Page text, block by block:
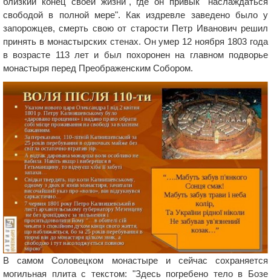
свободой в полной мере". Как издревле заведено было у
запорожцев, смерть свою от старости Петр Иванович решил
принять в монастырских стенах. Он умер 12 ноября 1803 года
в возрасте 113 лет и был похоронен на главном подворье
монастыря перед Преображенским Собором.
В самом Соловецком монастыре и сейчас сохраняется
могильная плита с текстом: "Здесь погребено тело в Бозе